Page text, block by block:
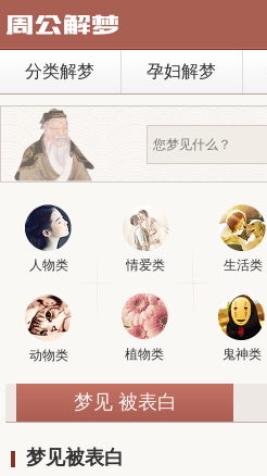
分类解梦 孕妇解梦
人物类 情爱类 生活类
动物类 植物类 鬼神类
梦见 被表白
梦见被表白